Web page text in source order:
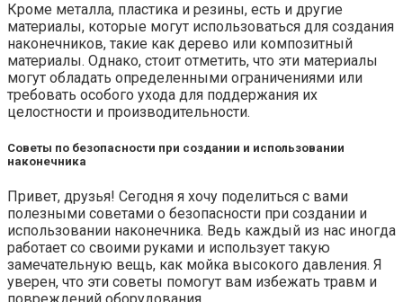
Кроме металла, пластика и резины, есть и другие
материалы, которые могут использоваться для создания
наконечников, такие как дерево или композитный
материалы. Однако, стоит отметить, что эти материалы
могут обладать определенными ограничениями или
требовать особого ухода для поддержания их
целостности и производительности.
Советы по безопасности при создании и использовании
наконечника
Привет, друзья! Сегодня я хочу поделиться с вами
полезными советами о безопасности при создании и
использовании наконечника. Ведь каждый из нас иногда
работает со своими руками и использует такую
замечательную вещь, как мойка высокого давления. Я
уверен, что эти советы помогут вам избежать травм и